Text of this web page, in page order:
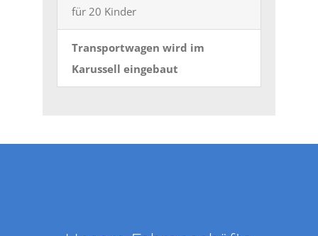
für 20 Kinder
Transportwagen wird im
Karussell eingebaut